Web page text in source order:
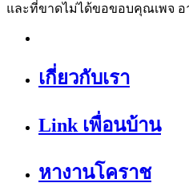
และที่ขาดไม่ได้ขอขอบคุณเพจ อ
เกี่ยวกับเรา
Link เพื่อนบ้าน
หางานโคราช